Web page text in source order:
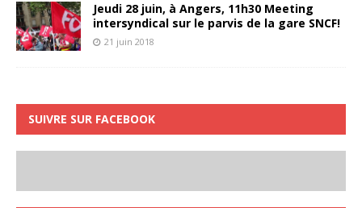
Jeudi 28 juin, à Angers, 11h30 Meeting
intersyndical sur le parvis de la gare SNCF!
21 juin 2018
SUIVRE SUR FACEBOOK